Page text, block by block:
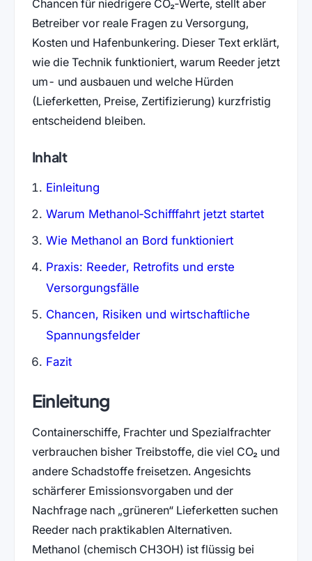
Chancen für niedrigere CO₂‑Werte, stellt aber
Betreiber vor reale Fragen zu Versorgung,
Kosten und Hafenbunkering. Dieser Text erklärt,
wie die Technik funktioniert, warum Reeder jetzt
um- und ausbauen und welche Hürden
(Lieferketten, Preise, Zertifizierung) kurzfristig
entscheidend bleiben.
Inhalt
Einleitung
Warum Methanol‑Schifffahrt jetzt startet
Wie Methanol an Bord funktioniert
Praxis: Reeder, Retrofits und erste
Versorgungsfälle
Chancen, Risiken und wirtschaftliche
Spannungsfelder
Fazit
Einleitung
Containerschiffe, Frachter und Spezialfrachter
verbrauchen bisher Treibstoffe, die viel CO₂ und
andere Schadstoffe freisetzen. Angesichts
schärferer Emissionsvorgaben und der
Nachfrage nach „grüneren“ Lieferketten suchen
Reeder nach praktikablen Alternativen.
Methanol (chemisch CH3OH) ist flüssig bei